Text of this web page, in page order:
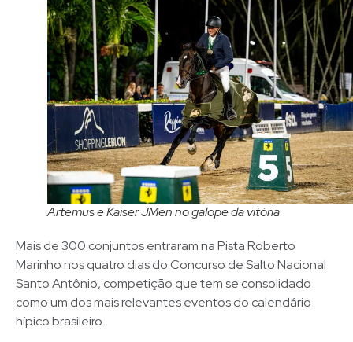
Artemus e Kaiser JMen no galope da vitória
Mais de 300 conjuntos entraram na Pista Roberto
Marinho nos quatro dias do Concurso de Salto Nacional
Santo Antônio, competição que tem se consolidado
como um dos mais relevantes eventos do calendário
hípico brasileiro.